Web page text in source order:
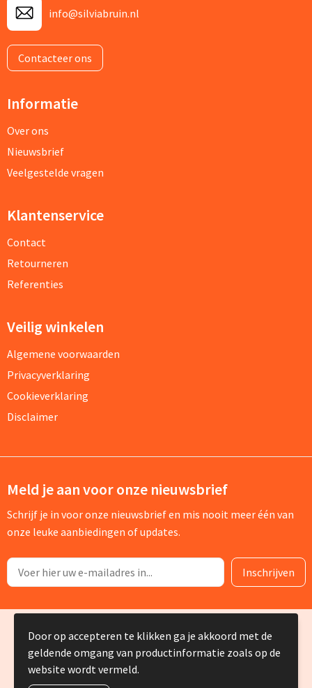
info@silviabruin.nl
Contacteer ons
Informatie
Over ons
Nieuwsbrief
Veelgestelde vragen
Klantenservice
Contact
Retourneren
Referenties
Veilig winkelen
Algemene voorwaarden
Privacyverklaring
Cookieverklaring
Disclaimer
Meld je aan voor onze nieuwsbrief
Schrijf je in voor onze nieuwsbrief en mis nooit meer één van
onze leuke aanbiedingen of updates.
© Copyright Silvia Bruin reclame-advies 2025
Door op accepteren te klikken ga je akkoord met de
geldende omgang van productinformatie zoals op de
website wordt vermeld.